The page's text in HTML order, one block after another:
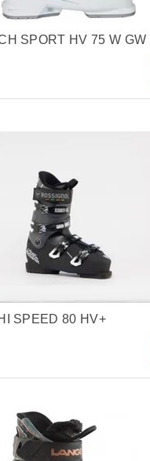
SPORT HV 75 W GW
SPEED 80 HV+